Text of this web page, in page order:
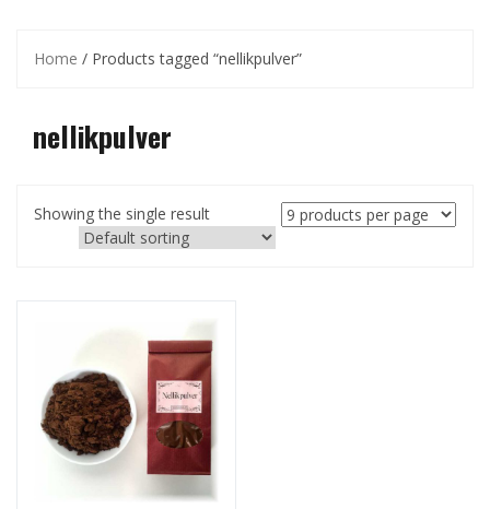
Home / Products tagged “nellikpulver”
nellikpulver
Showing the single result